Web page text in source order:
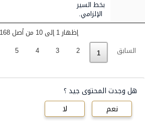
بخط السير
الإلزامي.
إظهار 1 إلى 10 من أصل 168 مدخل
السابق 1
2
3
4
5
هل وجدت المحتوى جيد ؟
نعم لا